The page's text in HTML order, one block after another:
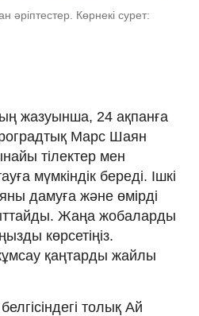
Көрнекі сурет:
жазуынша, 24 ақпанға
Марс Шаян
тілектер мен
мүмкіндік береді. Ішкі
дамуға және өмірді
Жаңа жобаларды
көрсетіңіз.
қаңтарды жайлы
толық Ай